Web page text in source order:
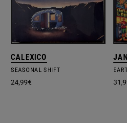
CALEXICO
SEASONAL SHIFT
24,99€